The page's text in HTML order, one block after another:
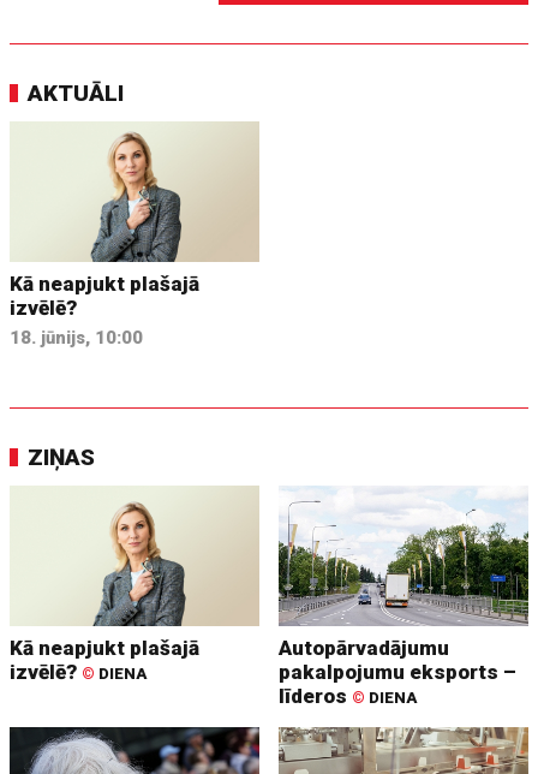
AKTUĀLI
Kā neapjukt plašajā
izvēlē?
18. jūnijs, 10:00
ZIŅAS
Kā neapjukt plašajā
izvēlē? © DIENA
Autopārvadājumu
pakalpojumu eksports –
līderos © DIENA